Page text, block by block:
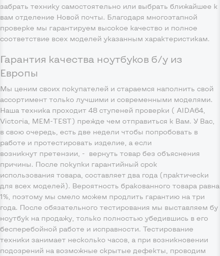
забрать технику самостоятельно или выбрать ближайшее к
вам отделение Новой почты. Благодаря многоэтапной
проверке мы гарантируем высокое качество и полное
соответствие всех моделей указанным характеристикам.
Гарантия качества ноутбуков б/у из
Европы
Мы ценим своих покупателей и стараемся наполнить свой
ассортимент только лучшими и современными моделями.
Наша техника проходит 48 ступеней проверки ( AIDA64,
Victoria, MEM-TEST) прежде чем отправиться к Вам. У Вас,
в свою очередь, есть две недели чтобы попробовать в
работе и протестировать изделие, а если
возникнут претензии, - вернуть товар без объяснения
причины. После покупки гарантийный срок
использования товара, составляет два года (практически
для всех моделей). Вероятность бракованного товара равна
1%, поэтому мы смело можем продлить гарантию на три
года. После обязательного тестирования мы выставляем бу
ноутбук на продажу, только полностью убедившись в его
бесперебойной работе и исправности. Тестирование
техники занимает несколько часов, а при возникновении
подозрений на возможные скрытые дефекты, проводим